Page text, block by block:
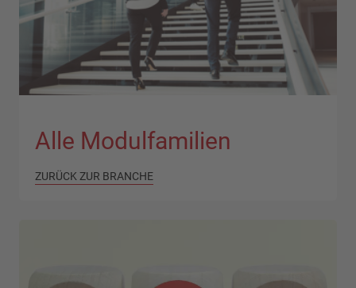
Alle Modulfamilien
ZURÜCK ZUR BRANCHE